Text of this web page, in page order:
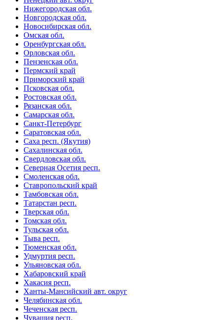
Нижегородская обл.
Новгородская обл.
Новосибирская обл.
Омская обл.
Оренбургская обл.
Орловская обл.
Пензенская обл.
Пермский край
Приморский край
Псковская обл.
Ростовская обл.
Рязанская обл.
Самарская обл.
Санкт-Петербург
Саратовская обл.
Саха респ. (Якутия)
Сахалинская обл.
Свердловская обл.
Северная Осетия респ.
Смоленская обл.
Ставропольский край
Тамбовская обл.
Татарстан респ.
Тверская обл.
Томская обл.
Тульская обл.
Тыва респ.
Тюменская обл.
Удмуртия респ.
Ульяновская обл.
Хабаровский край
Хакасия респ.
Ханты-Мансийский авт. округ
Челябинская обл.
Чеченская респ.
Чувашия респ.